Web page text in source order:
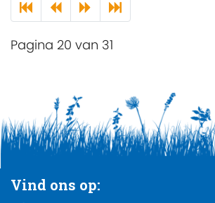
Pagina 20 van 31
Vind ons op: